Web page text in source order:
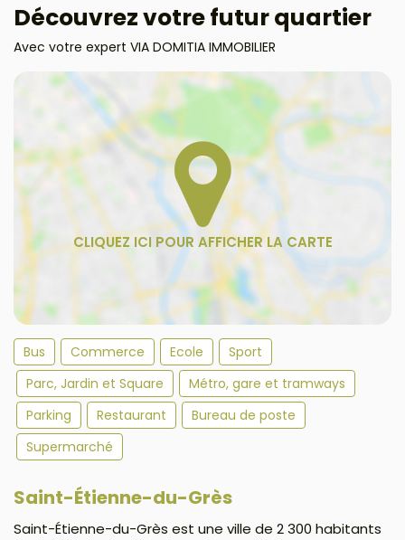
Découvrez votre futur quartier
Avec votre expert VIA DOMITIA IMMOBILIER
Bus Commerce Ecole
Sport
Parc, Jardin et Square
Métro, gare et tramways
Parking
Restaurant
Bureau de poste
Supermarché
Saint-Étienne-du-Grès
Saint-Étienne-du-Grès est une ville de 2 300 habitants